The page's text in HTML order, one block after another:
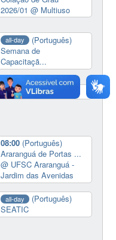
2026/01@ Multiuso
all-day
(Português)
Semana de
Capacitaçã...
all-day SAENE
08:00 (Português)
Araranguá de Portas ...
@ UFSC Araranguá -
Jardim das Avenidas
all-day
(Português)
SEATIC